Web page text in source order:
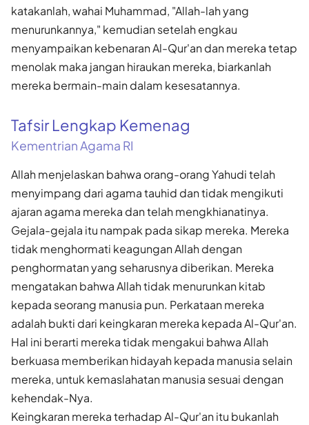
katakanlah, wahai Muhammad, "Allah-lah yang
menurunkannya," kemudian setelah engkau
menyampaikan kebenaran Al-Qur'an dan mereka tetap
menolak maka jangan hiraukan mereka, biarkanlah
mereka bermain-main dalam kesesatannya.
Tafsir Lengkap Kemenag
Kementrian Agama RI
Allah menjelaskan bahwa orang-orang Yahudi telah
menyimpang dari agama tauhid dan tidak mengikuti
ajaran agama mereka dan telah mengkhianatinya.
Gejala-gejala itu nampak pada sikap mereka. Mereka
tidak menghormati keagungan Allah dengan
penghormatan yang seharusnya diberikan. Mereka
mengatakan bahwa Allah tidak menurunkan kitab
kepada seorang manusia pun. Perkataan mereka
adalah bukti dari keingkaran mereka kepada Al-Qur'an.
Hal ini berarti mereka tidak mengakui bahwa Allah
berkuasa memberikan hidayah kepada manusia selain
mereka, untuk kemaslahatan manusia sesuai dengan
kehendak-Nya.
Keingkaran mereka terhadap Al-Qur'an itu bukanlah